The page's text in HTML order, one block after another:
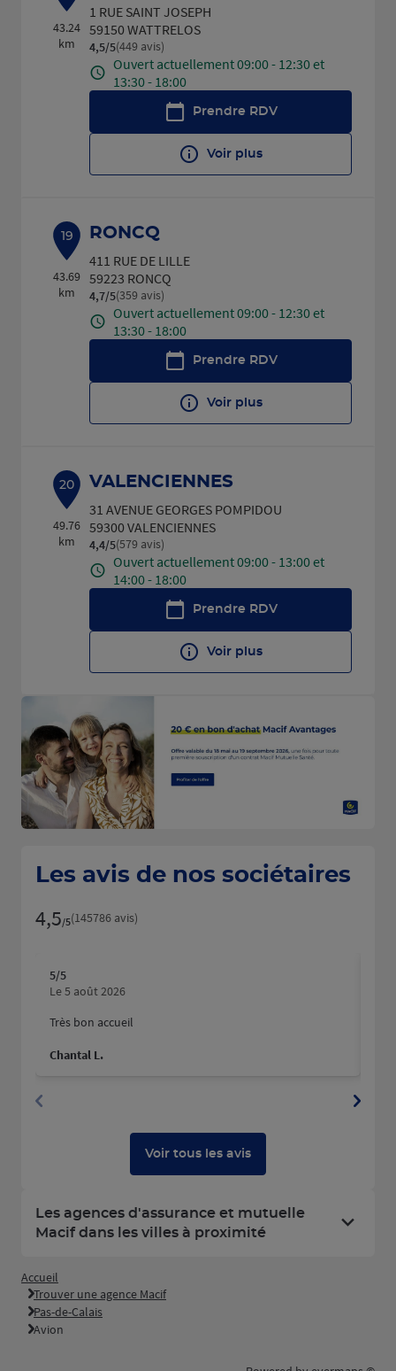
43.24
km
1 RUE SAINT JOSEPH
59150 WATTRELOS
4,5/5Note de 4.5 sur 5
(449 avis)
Ouvert actuellement 09:00 - 12:30 et
13:30 - 18:00
Prendre RDV
Voir plus
19
43.69
km
RONCQ
411 RUE DE LILLE
59223 RONCQ
4,7/5Note de 4.7 sur 5
(359 avis)
Ouvert actuellement 09:00 - 12:30 et
13:30 - 18:00
Prendre RDV
Voir plus
20
49.76
km
VALENCIENNES
31 AVENUE GEORGES POMPIDOU
59300 VALENCIENNES
4,4/5Note de 4.4 sur 5
(579 avis)
Ouvert actuellement 09:00 - 13:00 et
14:00 - 18:00
Prendre RDV
Voir plus
Les avis de nos sociétaires
4,5/5Note de 4.5 sur 5
(145786 avis)
5/5
Le 5 août 2026
Très bon accueil
Chantal L.
Voir tous les avis
Les agences d'assurance et mutuelle
Macif dans les villes à proximité
Accueil
Trouver une agence Macif
Pas-de-Calais
Avion